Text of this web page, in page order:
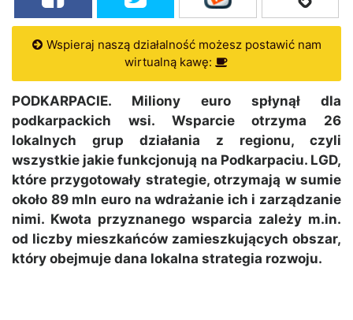
Wspieraj naszą działalność możesz postawić nam
wirtualną kawę:
PODKARPACIE. Miliony euro spłynął dla
podkarpackich wsi. Wsparcie otrzyma 26
lokalnych grup działania z regionu, czyli
wszystkie jakie funkcjonują na Podkarpaciu. LGD,
które przygotowały strategie, otrzymają w sumie
około 89 mln euro na wdrażanie ich i zarządzanie
nimi. Kwota przyznanego wsparcia zależy m.in.
od liczby mieszkańców zamieszkujących obszar,
który obejmuje dana lokalna strategia rozwoju.